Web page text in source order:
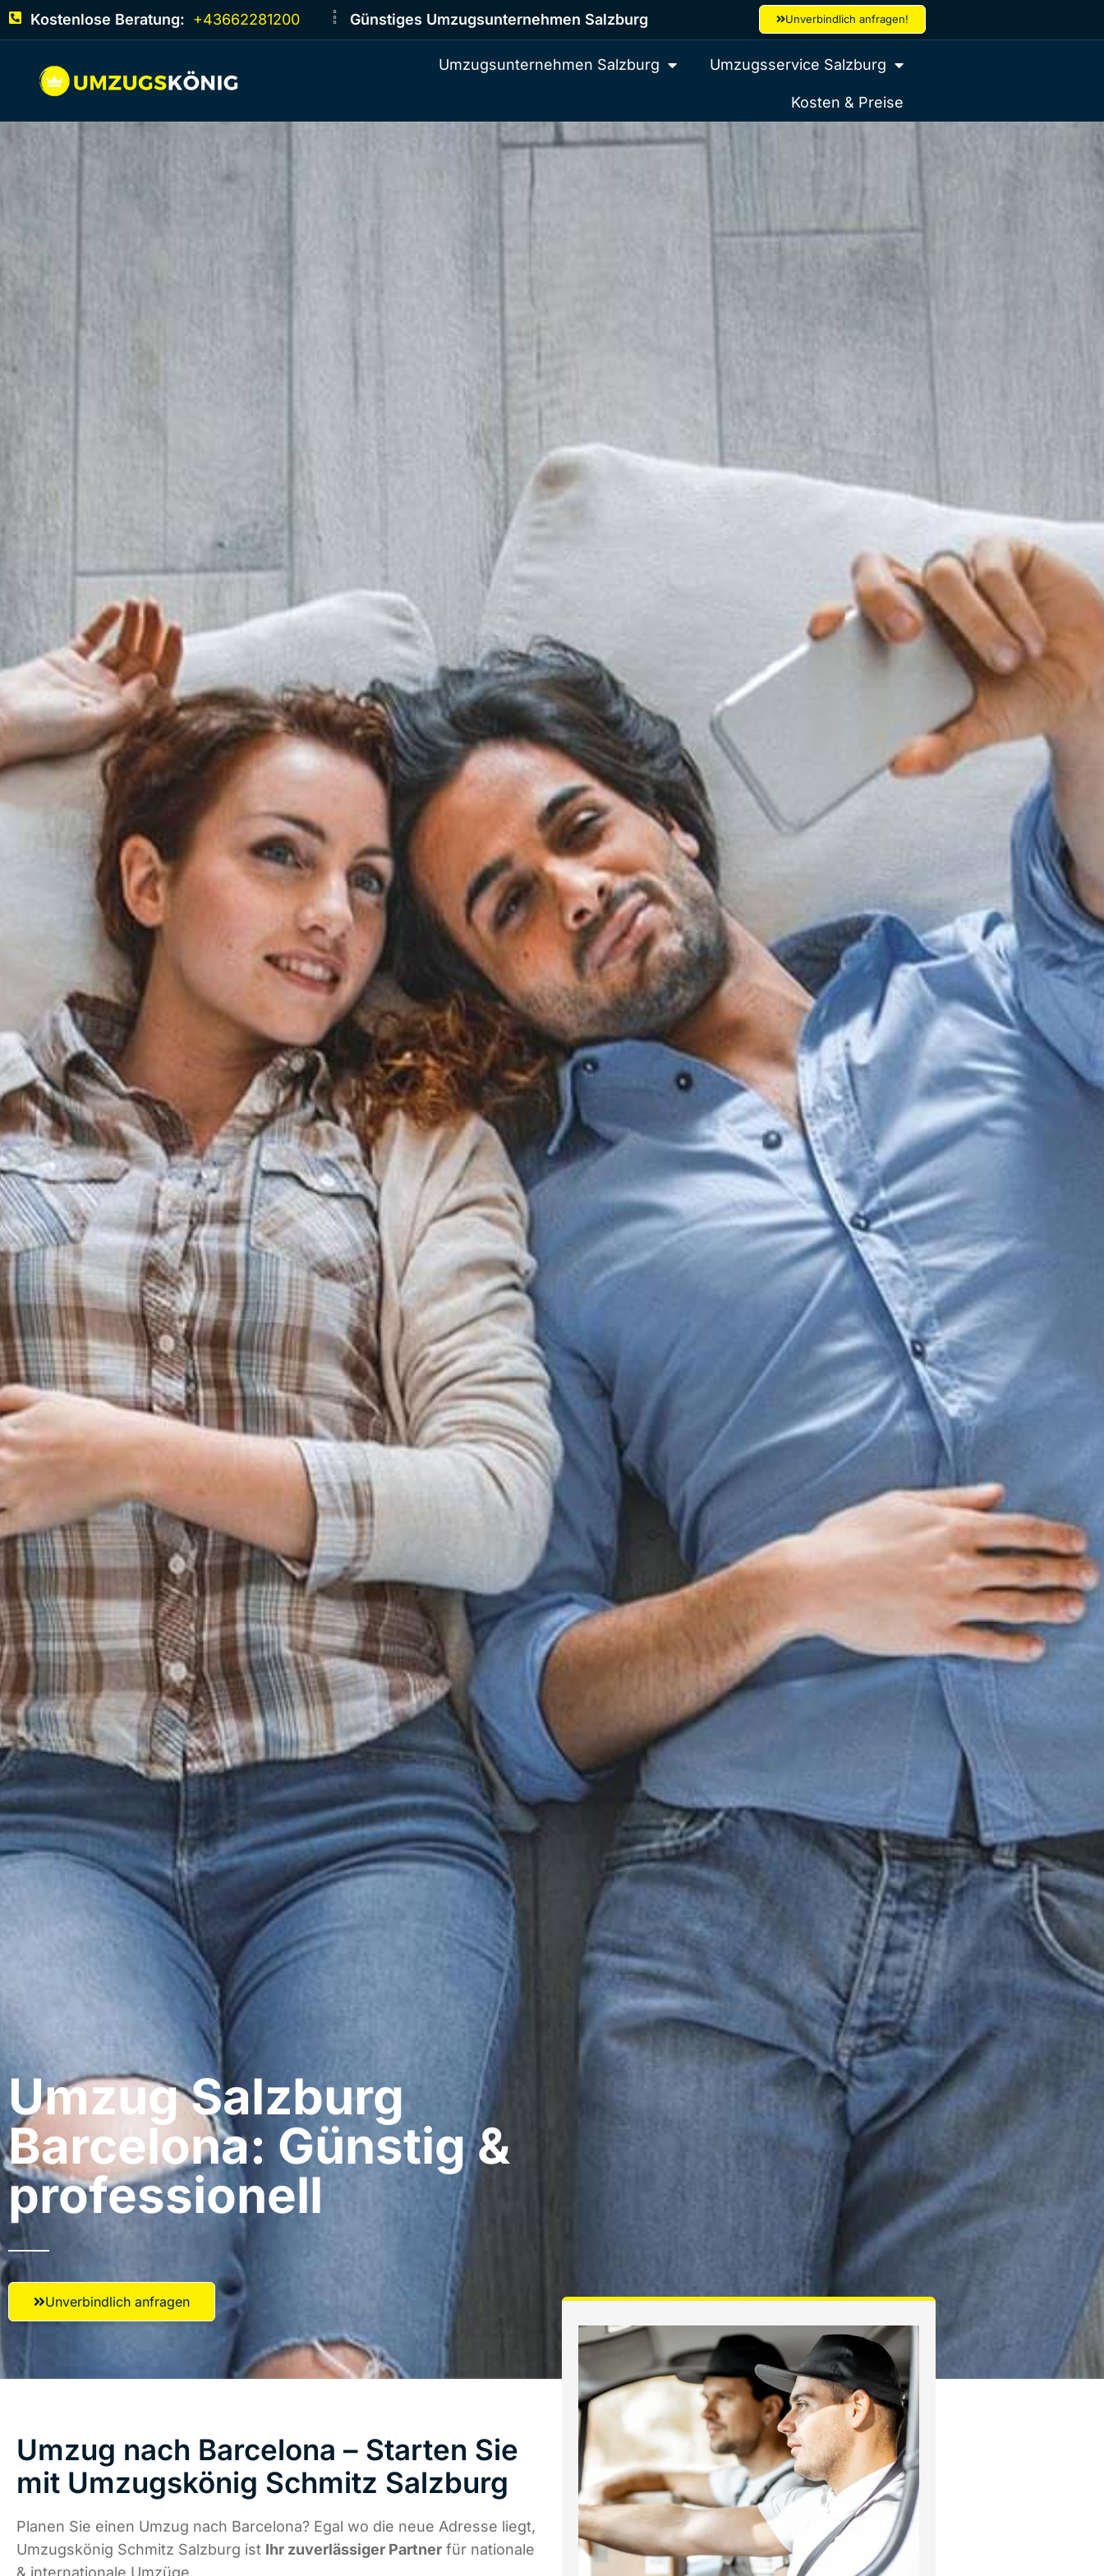
Kostenlose Beratung: +43662281200 Günstiges Umzugsunternehmen Salzburg Unverbindlich anfragen!
Umzugsunternehmen Salzburg Umzugsservice Salzburg
Kosten & Preise
Umzug Salzburg​
Barcelona: Günstig &
professionell​
Unverbindlich anfragen
Umzug nach Barcelona – Starten Sie
mit Umzugskönig Schmitz Salzburg
Planen Sie einen Umzug nach Barcelona? Egal wo die neue Adresse liegt,
Umzugskönig Schmitz Salzburg ist Ihr zuverlässiger Partner für nationale
& internationale Umzüge.